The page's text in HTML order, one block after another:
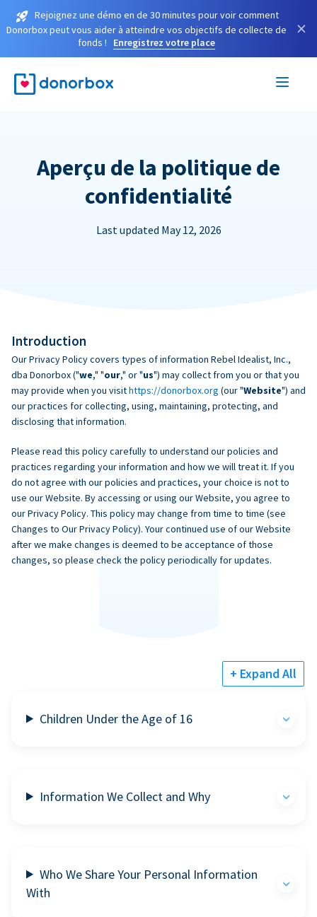
Rejoignez une démo en de 30 minutes pour voir comment
Donorbox peut vous aider à atteindre vos objectifs de collecte de
fonds !
Enregistrez votre place
×
Aperçu de la politique de
confidentialité
Last updated May 12, 2026
Introduction
Our Privacy Policy covers types of information Rebel Idealist, Inc.,
dba Donorbox ("we," "our," or "us") may collect from you or that you
may provide when you visithttps://donorbox.org (our "Website") and
our practices for collecting, using, maintaining, protecting, and
disclosing that information.
Please read this policy carefully to understand our policies and
practices regarding your information and how we will treat it. If you
do not agree with our policies and practices, your choice is not to
use our Website. By accessing or using our Website, you agree to
our Privacy Policy. This policy may change from time to time (see
Changes to Our Privacy Policy). Your continued use of our Website
after we make changes is deemed to be acceptance of those
changes, so please check the policy periodically for updates.
+ Expand All
Children Under the Age of 16
Information We Collect and Why
Who We Share Your Personal Information
With